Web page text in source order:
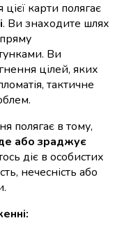
карти полягає
. Ви знаходите шлях
Ви
цілей, яких
тактичне
полягає в тому,
або зраджує
діє в особистих
нечесність або